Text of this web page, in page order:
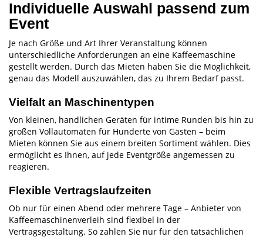
Individuelle Auswahl passend zum
Event
Je nach Größe und Art Ihrer Veranstaltung können
unterschiedliche Anforderungen an eine Kaffeemaschine
gestellt werden. Durch das Mieten haben Sie die Möglichkeit,
genau das Modell auszuwählen, das zu Ihrem Bedarf passt.
Vielfalt an Maschinentypen
Von kleinen, handlichen Geräten für intime Runden bis hin zu
großen Vollautomaten für Hunderte von Gästen – beim
Mieten können Sie aus einem breiten Sortiment wählen. Dies
ermöglicht es Ihnen, auf jede Eventgröße angemessen zu
reagieren.
Flexible Vertragslaufzeiten
Ob nur für einen Abend oder mehrere Tage – Anbieter von
Kaffeemaschinenverleih sind flexibel in der
Vertragsgestaltung. So zahlen Sie nur für den tatsächlichen